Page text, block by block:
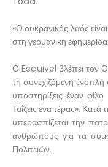
«Ο ουκρανικός λαός
στη γερμανική εφημερίδα.
Ο Esquivel βλέπει τον
τη συνεχιζόμενη
υποστηρίξεις έναν
Ταΐζεις ένα τέρας».
υπερασπίζεται την
ανθρώπους για τα
Πολιτειών.